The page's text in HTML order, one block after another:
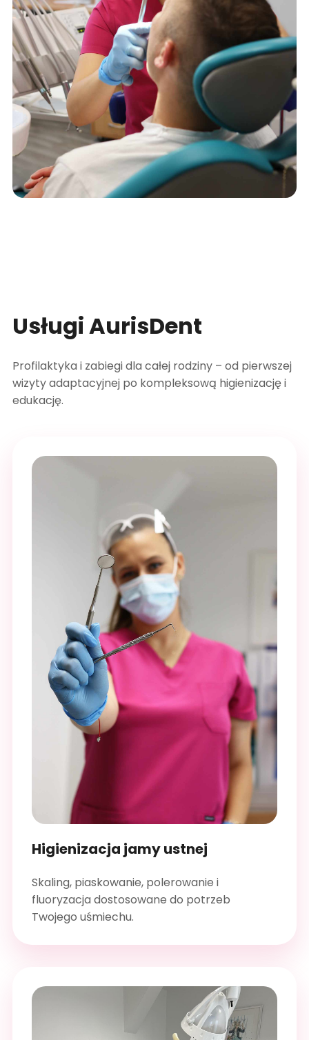
Usługi AurisDent
Profilaktyka i zabiegi dla całej rodziny – od pierwszej
wizyty adaptacyjnej po kompleksową higienizację i
edukację.
Higienizacja jamy ustnej
Skaling, piaskowanie, polerowanie i
fluoryzacja dostosowane do potrzeb
Twojego uśmiechu.